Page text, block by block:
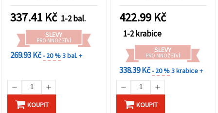
337.41 Kč 1-2 bal.
SLEVY
PRO MNOŽSTVÍ
269.93 Kč- 20 %3 bal. +
KOUPIT
422.99 Kč
1-2 krabice
SLEVY
PRO MNOŽSTVÍ
338.39 Kč- 20 %3 krabice +
KOUPIT